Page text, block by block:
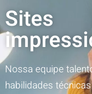
Sites
Nossa equipe
habilidades